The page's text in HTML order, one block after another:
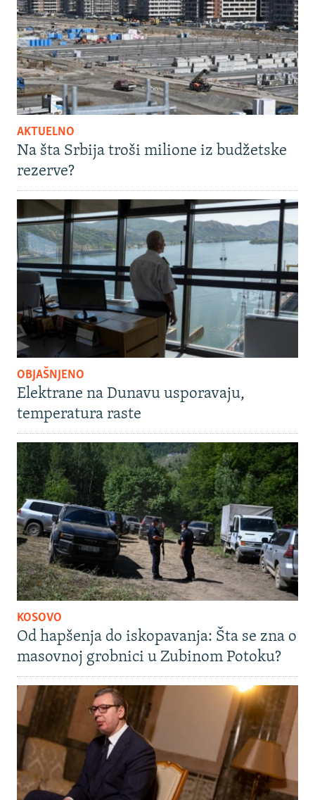
AKTUELNO
Na šta Srbija troši milione iz budžetske
rezerve?
OBJAŠNJENO
Elektrane na Dunavu usporavaju,
temperatura raste
KOSOVO
Od hapšenja do iskopavanja: Šta se zna o
masovnoj grobnici u Zubinom Potoku?